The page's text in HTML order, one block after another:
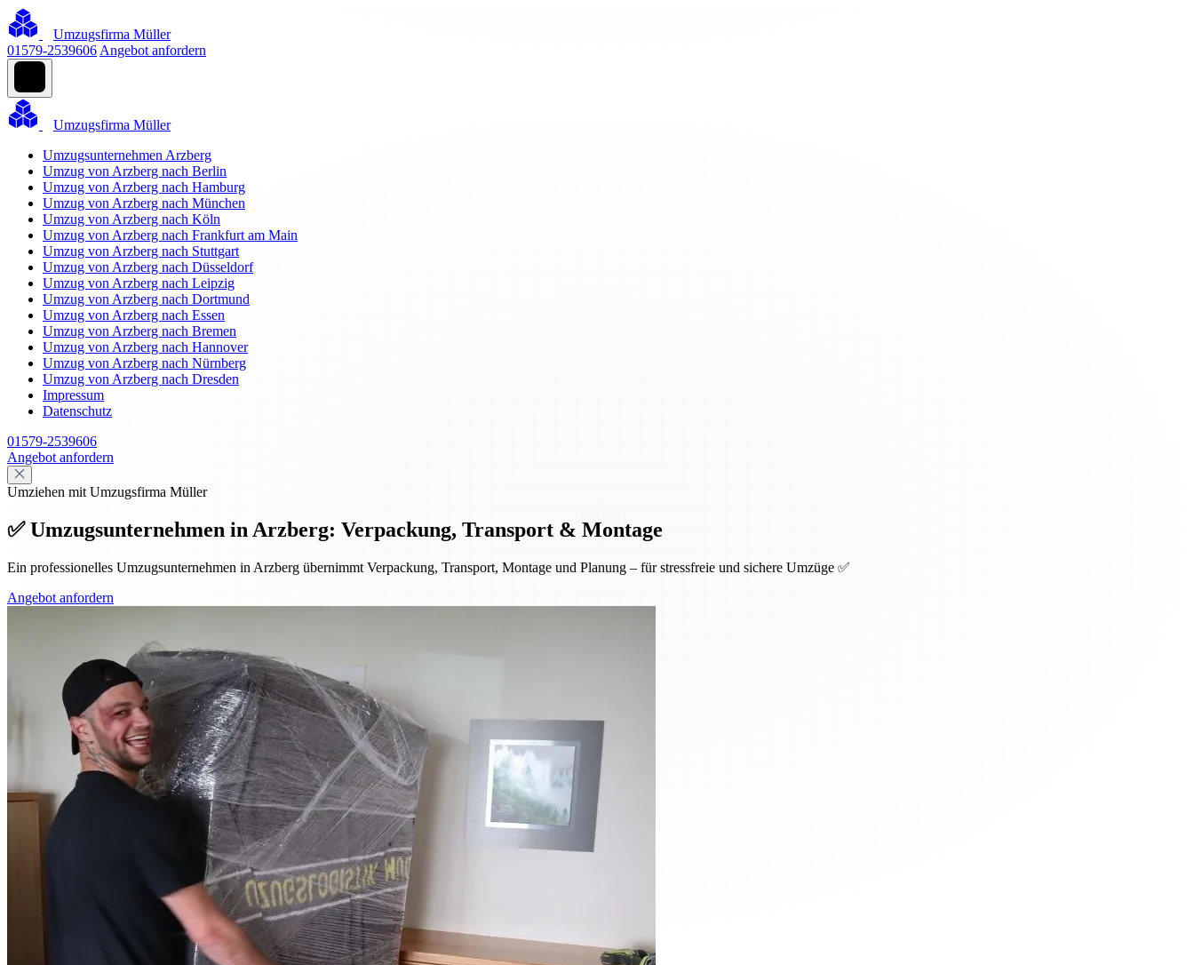
Umzugsfirma Müller
01579-2539606 Angebot anfordern
Umzugsfirma Müller
Umzugsunternehmen Arzberg
Umzug von Arzberg nach Berlin
Umzug von Arzberg nach Hamburg
Umzug von Arzberg nach München
Umzug von Arzberg nach Köln
Umzug von Arzberg nach Frankfurt am Main
Umzug von Arzberg nach Stuttgart
Umzug von Arzberg nach Düsseldorf
Umzug von Arzberg nach Leipzig
Umzug von Arzberg nach Dortmund
Umzug von Arzberg nach Essen
Umzug von Arzberg nach Bremen
Umzug von Arzberg nach Hannover
Umzug von Arzberg nach Nürnberg
Umzug von Arzberg nach Dresden
Impressum
Datenschutz
01579-2539606
Angebot anfordern
Umziehen mit Umzugsfirma Müller
✅ Umzugsunternehmen in Arzberg: Verpackung, Transport & Montage
Ein professionelles Umzugsunternehmen in Arzberg übernimmt Verpackung, Transport, Montage und Planung – für stressfreie und sichere Umzüge ✅
Angebot anfordern